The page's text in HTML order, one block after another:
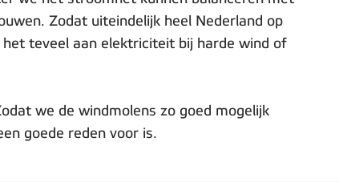
Zodat uiteindelijk heel Nederland op
teveel aan elektriciteit bij harde wind of
we de windmolens zo goed mogelijk
goede reden voor is.